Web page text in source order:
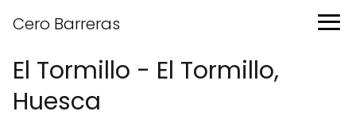
Cero Barreras
El Tormillo - El Tormillo,
Huesca